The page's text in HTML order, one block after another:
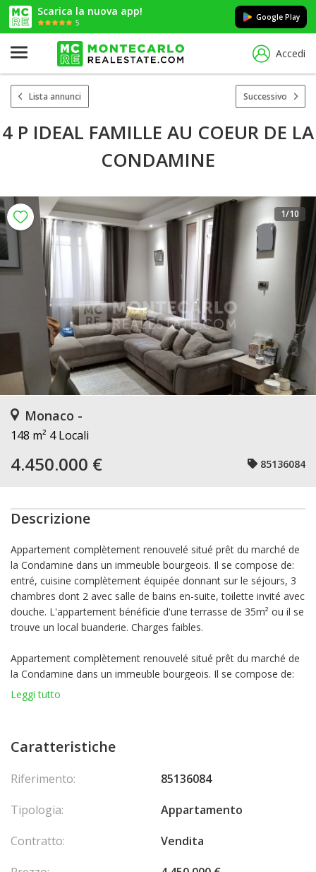
Scarica la nuova app!
5
Google Play
Accedi
Lista annunci Successivo
4 P IDEAL FAMILLE AU COEUR DE LA
CONDAMINE
1/10
Monaco -
148 m² 4 Locali
4.450.000 € 85136084
Descrizione
Appartement complètement renouvelé situé prêt du marché de
la Condamine dans un immeuble bourgeois. Il se compose de:
entré, cuisine complètement équipée donnant sur le séjours, 3
chambres dont 2 avec salle de bains en-suite, toilette invité avec
douche. L'appartement bénéficie d'une terrasse de 35m² ou il se
trouve un local buanderie. Charges faibles.
Appartement complètement renouvelé situé prêt du marché de
la Condamine dans un immeuble bourgeois. Il se compose de:
entré, cuisine complètement équipée donnant sur le séjours, 3
chambres dont 2 avec salle de bains en-suite, toilette invité avec
Leggi tutto
Caratteristiche
Riferimento:
85136084
Tipologia:
Appartamento
Contratto:
Vendita